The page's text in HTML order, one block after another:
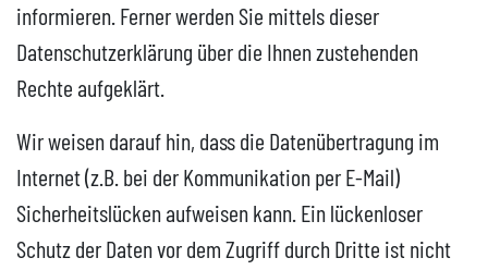
informieren. Ferner werden Sie mittels dieser
Datenschutzerklärung über die Ihnen zustehenden
Rechte aufgeklärt.
Wir weisen darauf hin, dass die Datenübertragung im
Internet (z.B. bei der Kommunikation per E-Mail)
Sicherheitslücken aufweisen kann. Ein lückenloser
Schutz der Daten vor dem Zugriff durch Dritte ist nicht